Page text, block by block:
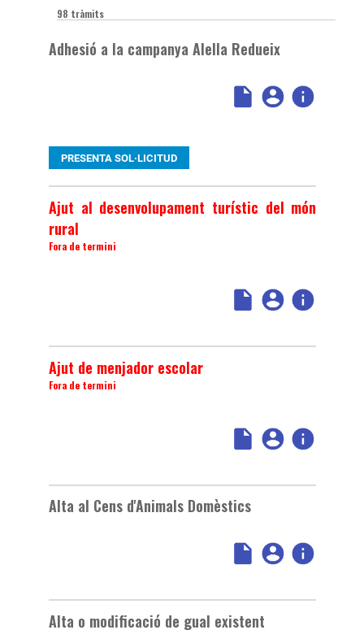
98 tràmits
Adhesió a la campanya Alella Redueix
PRESENTA SOL·LICITUD
Ajut al desenvolupament turístic del món
rural
Fora de termini
Ajut de menjador escolar
Fora de termini
Alta al Cens d'Animals Domèstics
Alta o modificació de gual existent